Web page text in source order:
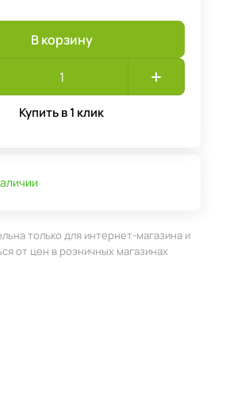
В корзину
Купить в 1 клик
только для интернет-магазина и
от цен в розничных магазинах